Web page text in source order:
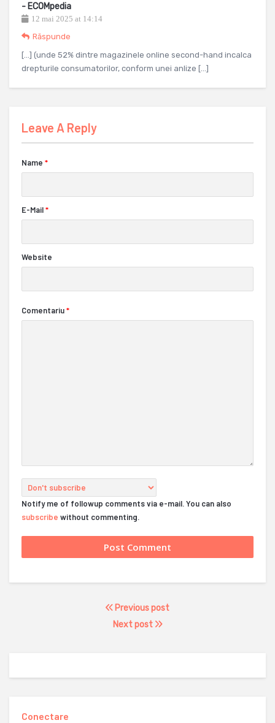
- ECOMpedia
12 mai 2025 at 14:14
Răspunde
[…] (unde 52% dintre magazinele online second-hand incalca
drepturile consumatorilor, conform unei anlize […]
Leave A Reply
Name *
E-Mail*
Website
Comentariu*
Notify me of followup comments via e-mail. You can also
subscribe without commenting.
Previous post
Next post
Conectare